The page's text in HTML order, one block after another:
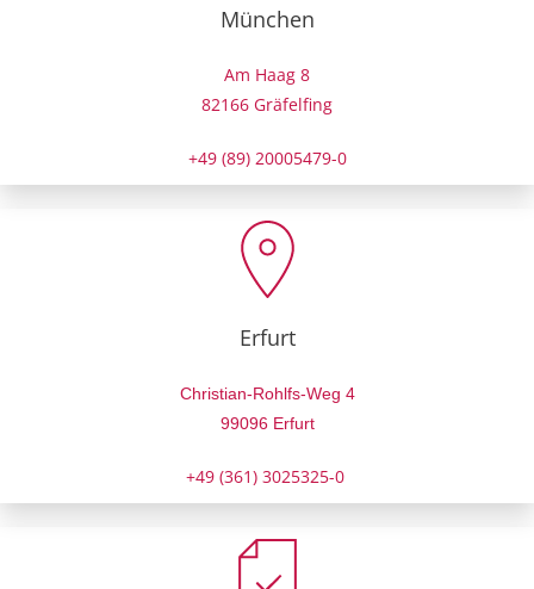
München
Am Haag 8
82166 Gräfelfing
+49 (89) 20005479-0
Erfurt
Christian-Rohlfs-Weg 4
99096 Erfurt
+49 (361) 3025325-0